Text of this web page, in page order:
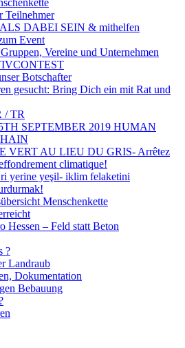
Teilnehmer
DABEI SEIN & mithelfen
Event
Vereine und Unternehmen
Botschafter
gesucht: Bring Dich ein mit Rat und
/ TR
SEPTEMBER 2019 HUMAN
VERT AU LIEU DU GRIS- Arrêtez
climatique!
yerine yeşil- iklim felaketini
Menschenkette
Hessen – Feld statt Beton
?
Landraub
Dokumentation
Bebauung